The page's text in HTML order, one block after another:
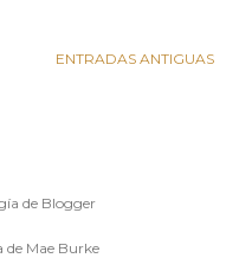
ENTRADAS ANTIGUAS
de Blogger
de Mae Burke